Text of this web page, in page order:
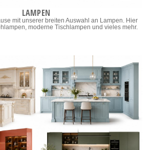
LAMPEN
mit unserer breiten Auswahl an Lampen. Hier
moderne Tischlampen und vieles mehr.